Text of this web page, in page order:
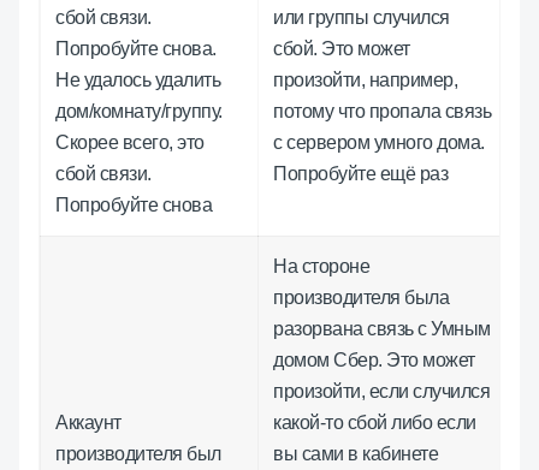
сбой связи.
Попробуйте снова.
Не удалось удалить
дом/комнату/группу.
Скорее всего, это
сбой связи.
Попробуйте снова
или группы случился
сбой. Это может
произойти, например,
потому что пропала связь
с сервером умного дома.
Попробуйте ещё раз
Аккаунт
производителя был
На стороне
производителя была
разорвана связь с Умным
домом Сбер. Это может
произойти, если случился
какой-то сбой либо если
вы сами в кабинете